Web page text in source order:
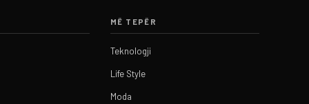
MË TEPËR
Teknologji
Life Style
Moda